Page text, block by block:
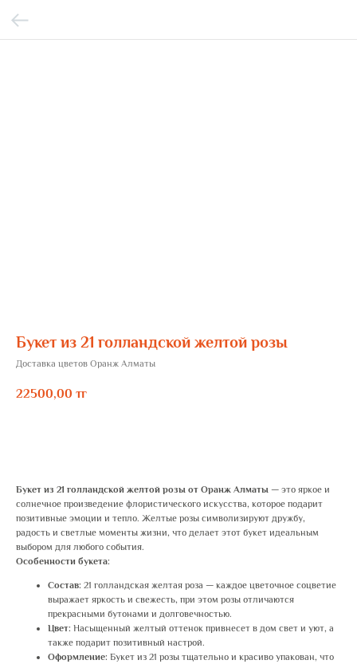
Букет из 21 голландской желтой розы
Доставка цветов Оранж Алматы
22500,00 тг
Букет из 21 голландской желтой розы от Оранж Алматы — это яркое и
солнечное произведение флористического искусства, которое подарит
позитивные эмоции и тепло. Желтые розы символизируют дружбу,
радость и светлые моменты жизни, что делает этот букет идеальным
выбором для любого события.
Особенности букета:
Состав: 21 голландская желтая роза — каждое цветочное соцветие
выражает яркость и свежесть, при этом розы отличаются
прекрасными бутонами и долговечностью.
Цвет: Насыщенный желтый оттенок привнесет в дом свет и уют, а
также подарит позитивный настрой.
Оформление: Букет из 21 розы тщательно и красиво упакован, что